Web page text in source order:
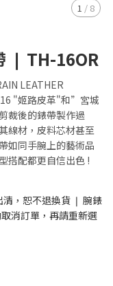
1 / 8
❘ TH-16OR
LEATHER
"姬路皮革"和”宮城
裁後的錶帶製作過
線材，皮料芯材甚至
如同手腕上的藝術品
搭配都更自信出色 !
清，恕不退換貨 ❘ 腕錶
消訂單，再請重新選